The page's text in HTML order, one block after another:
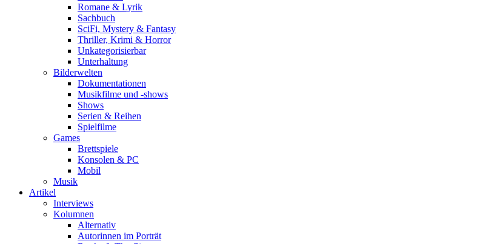
Romane & Lyrik
Sachbuch
SciFi, Mystery & Fantasy
Thriller, Krimi & Horror
Unkategorisierbar
Unterhaltung
Bilderwelten
Dokumentationen
Musikfilme und -shows
Shows
Serien & Reihen
Spielfilme
Games
Brettspiele
Konsolen & PC
Mobil
Musik
Artikel
Interviews
Kolumnen
Alternativ
Autorinnen im Porträt